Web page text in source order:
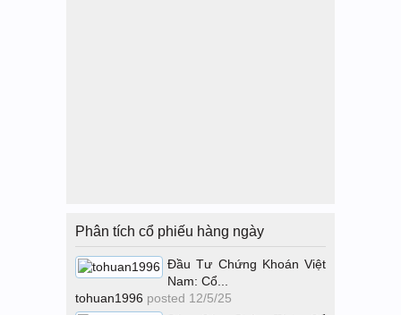
Phân tích cổ phiếu hàng ngày
Đầu Tư Chứng Khoán Việt
Nam: Cổ...
tohuan1996 posted 12/5/25